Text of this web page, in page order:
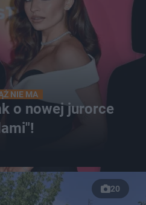
NIE MA
o nowej jurorce
20